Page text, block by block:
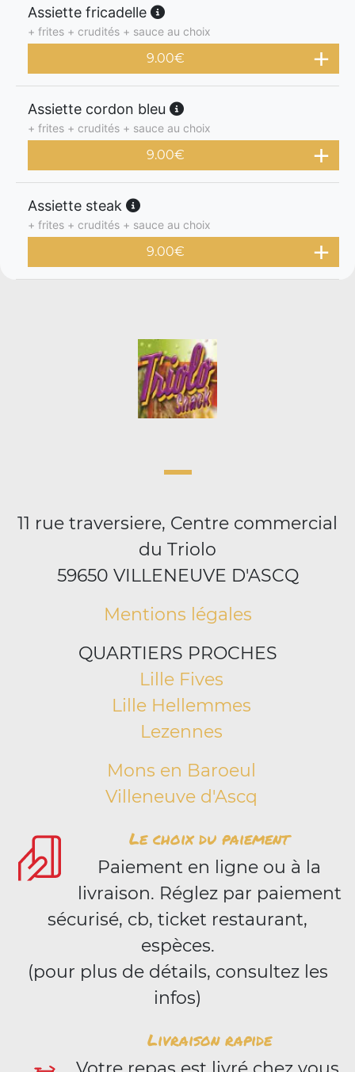
Assiette fricadelle
+ frites + crudités + sauce au choix
9.00€
Assiette cordon bleu
+ frites + crudités + sauce au choix
9.00€
Assiette steak
+ frites + crudités + sauce au choix
9.00€
11 rue traversiere, Centre commercial
du Triolo
59650 VILLENEUVE D'ASCQ
Mentions légales
QUARTIERS PROCHES
Lille Fives
Lille Hellemmes
Lezennes
Mons en Baroeul
Villeneuve d'Ascq
Le choix du paiement
Paiement en ligne ou à la
livraison. Réglez par paiement
sécurisé, cb, ticket restaurant,
espèces.
(pour plus de détails, consultez les
infos)
Livraison rapide